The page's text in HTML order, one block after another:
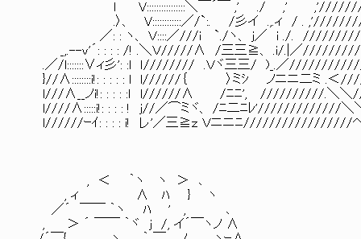
ｌ V::::::::::::::::＼￣´￣ ,' ./ ,' ,'////////
.〉、 V::::::::::::／/`:. /彡イ .,.ィ / .
／: : ヽ、 Ｖ::::／///i `./ヽ、 j／ i ./.
_,.--v'´: : : : /! .＼Ｖ/////∧ /三三≧、 .i/.|／
.／/l:::::::∨ィ彡': :l ｌ//////// .Ｖヾ三三/ )_.／
}//∧::::::::i!: : : : : l l//////｛ 〉ミｼ ノニニ二ミ .
l///∧__ノi!: : : : :ｌ l//////∧ /ﾆﾆ', //////////.＼＼
l////∧:::::i!: : : : ! ｊ//／⌒ミヾ、 /ﾆ二ﾆﾚ'/////////////
l//////ｰｲ: : : : i! レ'／三≧ｚ Ｖニニﾆ
, ＜ ｀ヽ ヽ ＞ ､
, ィ ∧ ﾊ } ヽ
／´ ￣￣ ｀ヽ ﾊ ' , ､
, ＞ ´ ￣￣ ｀ヾ j /, イ´￣ヽノ ∧